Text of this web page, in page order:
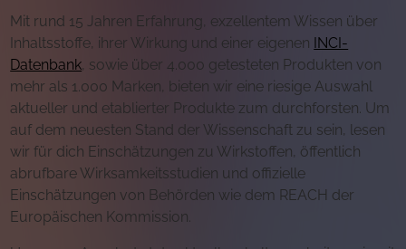
Mit rund 15 Jahren Erfahrung, exzellentem Wissen über
Inhaltsstoffe, ihrer Wirkung und einer eigenen INCI-
Datenbank, sowie über 4.000 getesteten Produkten von
mehr als 1.000 Marken, bieten wir eine riesige Auswahl
aktueller und etablierter Produkte zum durchforsten. Um
auf dem neuesten Stand der Wissenschaft zu sein, lesen
wir für dich Einschätzungen zu Wirkstoffen, öffentlich
abrufbare Wirksamkeitsstudien und offizielle
Einschätzungen von Behörden wie dem REACH der
Europäischen Kommission.